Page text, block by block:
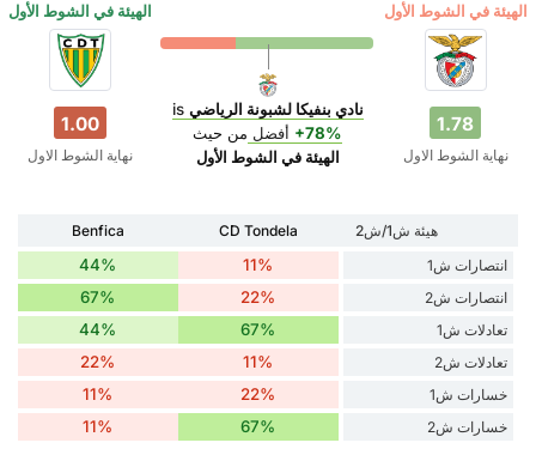
‏الهيئة في الشوط الأول ‏الهيئة في الشوط الأول
1.00
نهاية الشوط الاول
نادي بنفيكا لشبونة الرياضي is
+78% أفضل من حيث
‏الهيئة في الشوط الأول
1.78
نهاية الشوط الاول
هيئة ش1/ش2 CD Tondela
Benfica
انتصارات ش1
11%
44%
انتصارات ش2 22%
67%
تعادلات ش1 67%
44%
تعادلات ش2 11%
22%
خسارات ش1 22%
11%
خسارات ش2 67%
11%